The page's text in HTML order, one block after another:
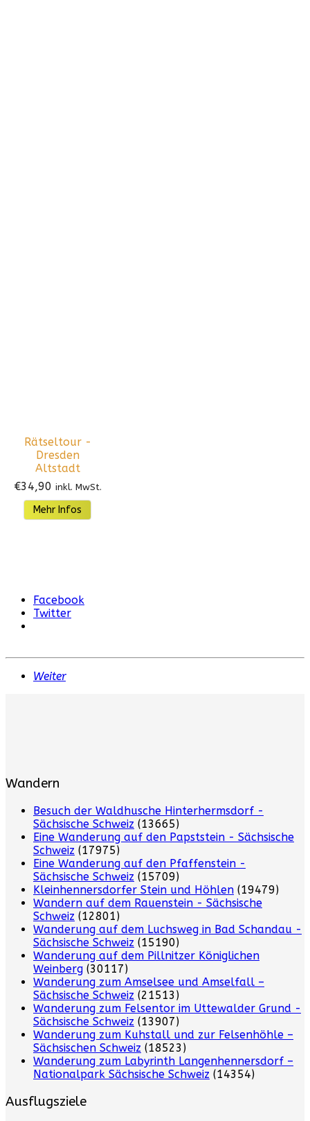
Rätseltour -
Dresden
Altstadt
€34,90 inkl. MwSt.
Mehr Infos
Facebook
Twitter
Weiter
Wandern
Besuch der Waldhusche Hinterhermsdorf -
Sächsische Schweiz (13665)
Eine Wanderung auf den Papststein - Sächsische
Schweiz (17975)
Eine Wanderung auf den Pfaffenstein -
Sächsische Schweiz (15709)
Kleinhennersdorfer Stein und Höhlen (19479)
Wandern auf dem Rauenstein - Sächsische
Schweiz (12801)
Wanderung auf dem Luchsweg in Bad Schandau -
Sächsische Schweiz (15190)
Wanderung auf dem Pillnitzer Königlichen
Weinberg (30117)
Wanderung zum Amselsee und Amselfall –
Sächsische Schweiz (21513)
Wanderung zum Felsentor im Uttewalder Grund -
Sächsische Schweiz (13907)
Wanderung zum Kuhstall und zur Felsenhöhle –
Sächsischen Schweiz (18523)
Wanderung zum Labyrinth Langenhennersdorf –
Nationalpark Sächsische Schweiz (14354)
Ausflugsziele